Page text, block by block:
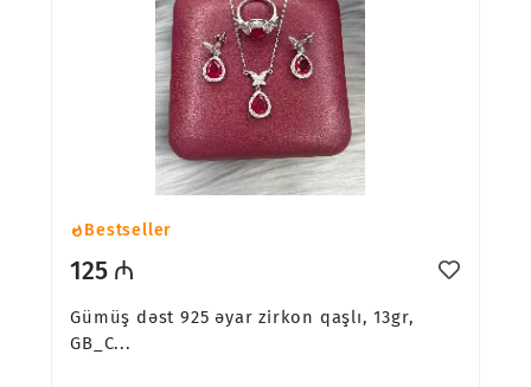
Bestseller
125 ₼
Gümüş dəst 925 əyar zirkon qaşlı, 13gr,
GB_C...